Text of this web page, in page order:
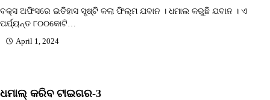
ବକ୍ସ ଅଫିସରେ ଇତିହାସ ସୃଷ୍ଟି କଲା ଫିଲ୍ମ ଯବାନ । ଧମାଲ କରୁଛି ଯବାନ । ଏ
ପର୍ଯ୍ୟନ୍ତ ୮୦୦କୋଟି…
April 1, 2024
ଧମାଲ୍‌ କରିବ ଟାଇଗର-3